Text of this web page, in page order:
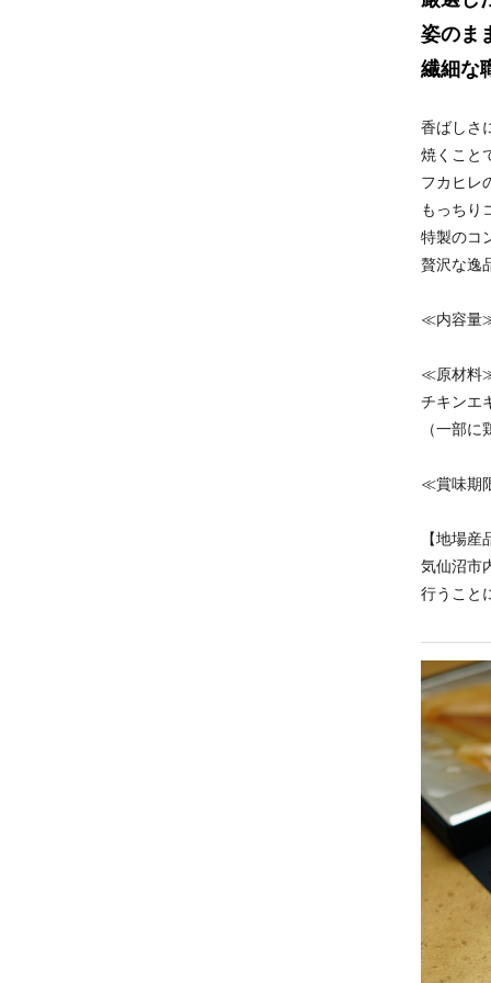
姿のま
繊細な
香ばしさ
焼くこと
フカヒレ
もっちり
特製のコ
贅沢な逸
≪内容量
≪原材料
チキンエ
（一部
≪賞味期
【地場産
気仙沼市
行うこと